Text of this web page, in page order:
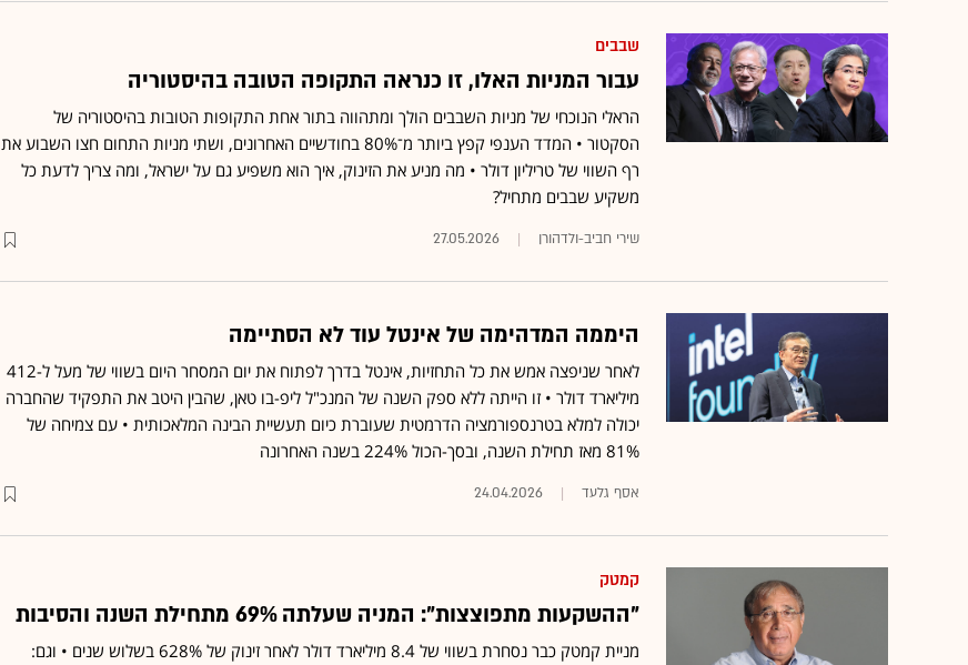
שבבים
עבור המניות האלו, זו כנראה התקופה הטובה בהיסטוריה
הראלי הנוכחי של מניות השבבים הולך ומתהווה בתור אחת התקופות הטובות בהיסטוריה של
הסקטור • המדד הענפי קפץ ביותר מ־80% בחודשיים האחרונים, ושתי מניות התחום חצו השבוע את
רף השווי של טריליון דולר • מה מניע את הזינוק, איך הוא משפיע גם על ישראל, ומה צריך לדעת כל
משקיע שבבים מתחיל?
שירי חביב-ולדהורן 27.05.2026
היממה המדהימה של אינטל עוד לא הסתיימה
לאחר שניפצה אמש את כל התחזיות, אינטל בדרך לפתוח את יום המסחר היום בשווי של מעל ל-412
מיליארד דולר • זו הייתה ללא ספק השנה של המנכ"ל ליפ-בו טאן, שהבין היטב את התפקיד שהחברה
יכולה למלא בטרנספורמציה הדרמטית שעוברת כיום תעשיית הבינה המלאכותית • עם צמיחה של
81% מאז תחילת השנה, ובסך-הכול 224% בשנה האחרונה
אסף גלעד 24.04.2026
קמטק
"ההשקעות מתפוצצות": המניה שעלתה 69% מתחילת השנה והסיבות
מניית קמטק כבר נסחרת בשווי של 8.4 מיליארד דולר לאחר זינוק של 628% בשלוש שנים • וגם: